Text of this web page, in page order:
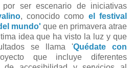
ser escenario de iniciativas
, conocido como el festival
mundo' que en primavera atrae
idea que ha visto la luz y que
se llama 'Quédate con
que incluye diferentes